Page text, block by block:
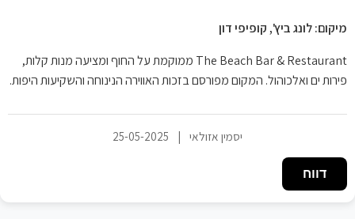
מיקום: לונג ביץ', קופיפי דון
The Beach Bar & Restaurant ממוקמת על החוף ומציעה מנות קלות,
פירות ים ואלכוהול. המקום מפורסם בזכות האווירה הנינוחה והשקיעות היפות.
יסמין אזולאי |
25-05-2025
דווח